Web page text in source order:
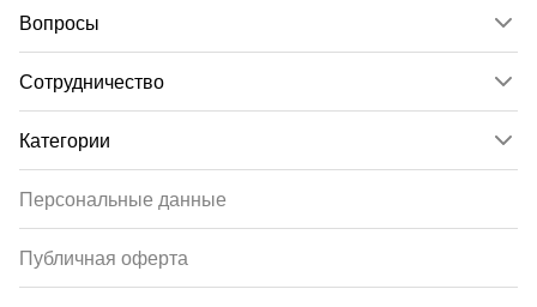
Вопросы
Сотрудничество
Категории
Персональные данные
Публичная оферта